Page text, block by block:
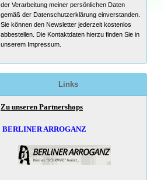
der Verarbeitung meiner persönlichen Daten
gemäß der Datenschutzerklärung einverstanden.
Sie können den Newsletter jederzeit kostenlos
abbestellen. Die Kontaktdaten hierzu finden Sie in
unserem Impressum.
Links
Zu unseren Partnershops
BERLINER ARROGANZ